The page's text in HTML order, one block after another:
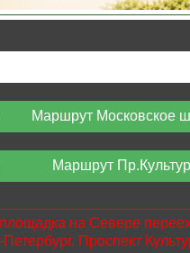
Маршрут Московское
Маршрут
на Севере
Проспект